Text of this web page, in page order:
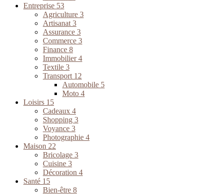
Entreprise 53
Agriculture 3
Artisanat 3
Assurance 3
Commerce 3
Finance 8
Immobilier4
Textile 3
Transport 12
Automobile 5
Moto 4
Loisirs 15
Cadeaux 4
Shopping 3
Voyance 3
Photographie 4
Maison 22
Bricolage 3
Cuisine 3
Décoration 4
Santé 15
Bien-être 8